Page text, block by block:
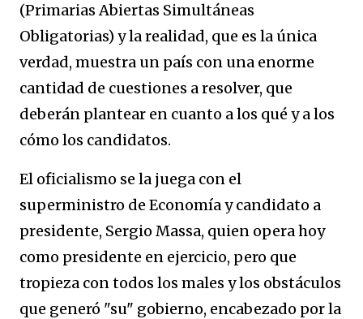
(Primarias Abiertas Simultáneas
Obligatorias) y la realidad, que es la única
verdad, muestra un país con una enorme
cantidad de cuestiones a resolver, que
deberán plantear en cuanto a los qué y a los
cómo los candidatos.
El oficialismo se la juega con el
superministro de Economía y candidato a
presidente, Sergio Massa, quien opera hoy
como presidente en ejercicio, pero que
tropieza con todos los males y los obstáculos
que generó "su" gobierno, encabezado por la